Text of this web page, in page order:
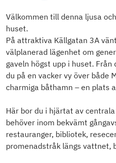
Välkommen till denna ljusa
huset.
På attraktiva Källgatan 3A
välplanerad lägenhet om
gaveln högst upp i huset. Från
du på en vacker vy över både
charmiga båthamn – en plats
Här bor du i hjärtat av
behöver inom bekvämt
restauranger, bibliotek,
promenadstråk längs vattnet,